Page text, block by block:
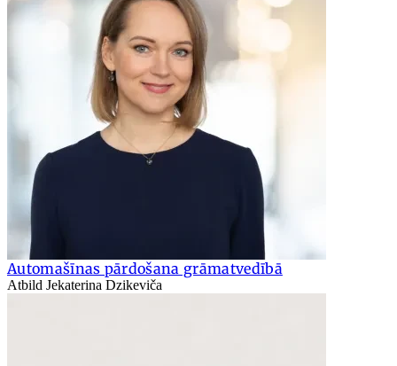
Automašīnas pārdošana grāmatvedībā
Atbild Jekaterina Dzikeviča